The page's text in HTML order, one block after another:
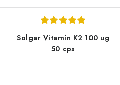
Solgar Vitamín K2 100 ug
50 cps